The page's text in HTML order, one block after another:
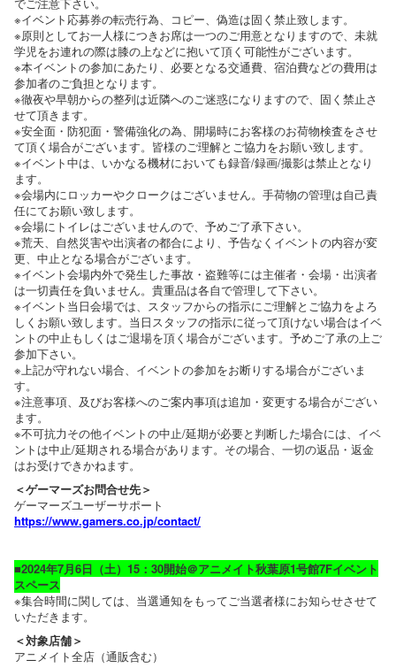
※イベント応募券の転売行為、コピー、偽造は固く禁止致します。
※原則としてお一人様につきお席は一つのご用意となりますので、未就
学児をお連れの際は膝の上などに抱いて頂く可能性がございます。
※本イベントの参加にあたり、必要となる交通費、宿泊費などの費用は
参加者のご負担となります。
※徹夜や早朝からの整列は近隣へのご迷惑になりますので、固く禁止さ
せて頂きます。
※安全面・防犯面・警備強化の為、開場時にお客様のお荷物検査をさせ
て頂く場合がございます。皆様のご理解とご協力をお願い致します。
※イベント中は、いかなる機材においても録音/録画/撮影は禁止となり
ます。
※会場内にロッカーやクロークはございません。手荷物の管理は自己責
任にてお願い致します。
※会場にトイレはございませんので、予めご了承下さい。
※荒天、自然災害や出演者の都合により、予告なくイベントの内容が変
更、中止となる場合がございます。
※イベント会場内外で発生した事故・盗難等には主催者・会場・出演者
は一切責任を負いません。貴重品は各自で管理して下さい。
※イベント当日会場では、スタッフからの指示にご理解とご協力をよろ
しくお願い致します。当日スタッフの指示に従って頂けない場合はイベ
ントの中止もしくはご退場を頂く場合がございます。予めご了承の上ご
参加下さい。
※上記が守れない場合、イベントの参加をお断りする場合がございま
す。
※注意事項、及びお客様へのご案内事項は追加・変更する場合がござい
ます。
※不可抗力その他イベントの中止/延期が必要と判断した場合には、イベ
ントは中止/延期される場合があります。その場合、一切の返品・返金
はお受けできかねます。
＜ゲーマーズお問合せ先＞
ゲーマーズユーザーサポート
https://www.gamers.co.jp/contact/
■2024年7月6日（土）15：30開始＠アニメイト秋葉原1号館7Fイベント
スペース
※集合時間に関しては、当選通知をもってご当選者様にお知らせさせて
いただきます。
＜対象店舗＞
アニメイト全店（通販含む）